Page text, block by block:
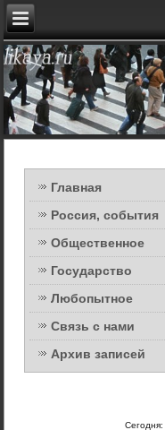
Главная
Россия, события
Общественное
Государство
Любопытное
Связь с нами
Архив записей
Сегодня: